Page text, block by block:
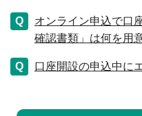
オンライン申込で口
確認書類」は何を用
口座開設の申込中に